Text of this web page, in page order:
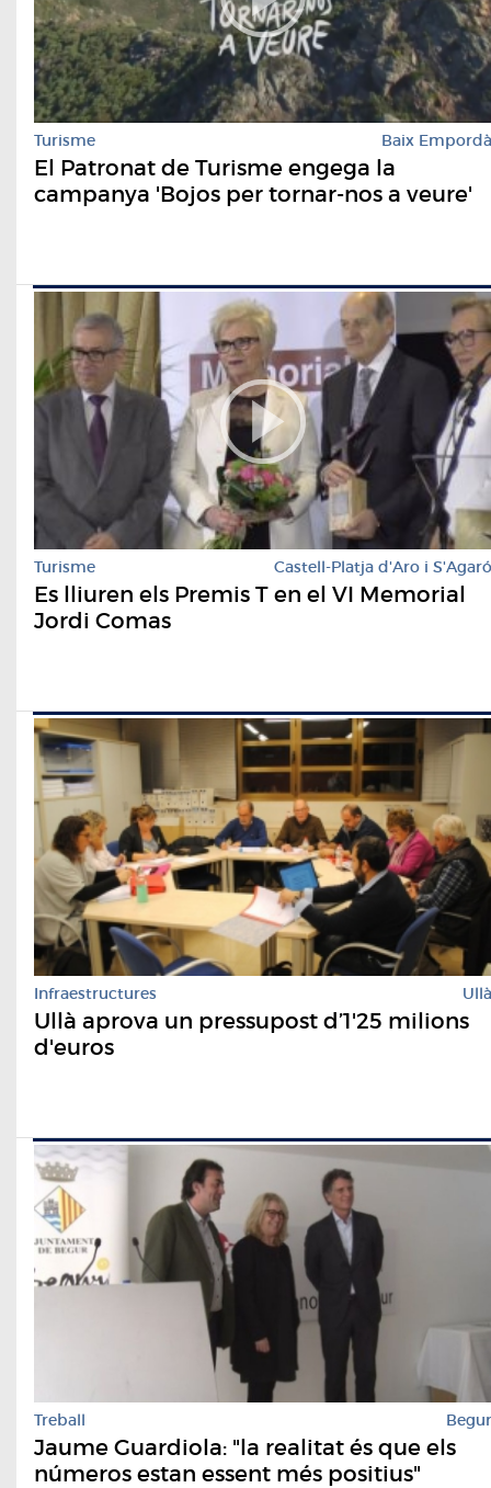
Turisme Baix Empordà
El Patronat de Turisme engega la
campanya 'Bojos per tornar-nos a veure'
Turisme Castell-Platja d'Aro i S'Agaró
Es lliuren els Premis T en el VI Memorial
Jordi Comas
Infraestructures Ullà
Ullà aprova un pressupost d’1'25 milions
d'euros
Treball Begur
Jaume Guardiola: "la realitat és que els
números estan essent més positius"